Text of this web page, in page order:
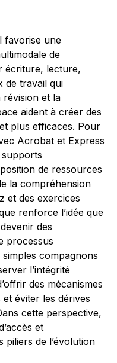
favorise une
de
écriture, lecture,
de travail qui
révision et la
aident à créer des
plus efficaces. Pour
Acrobat et Express
de ressources
la compréhension
et des exercices
renforce l’idée que
des
processus
simples compagnons
l’intégrité
des mécanismes
éviter les dérives
cette perspective,
et
piliers de l’évolution